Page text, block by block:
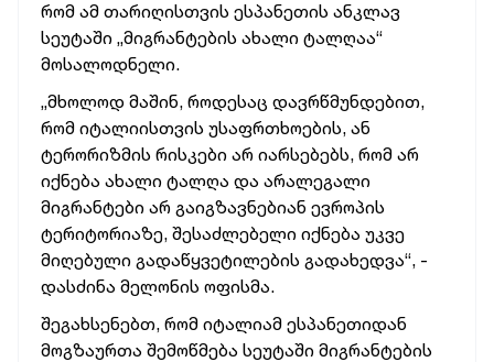
რომ ამ თარიღისთვის ესპანეთის ანკლავ
სეუტაში „მიგრანტების ახალი ტალღაა“
მოსალოდნელი.
„მხოლოდ მაშინ, როდესაც დავრწმუნდებით,
რომ იტალიისთვის უსაფრთხოების, ან
ტერორიზმის რისკები არ იარსებებს, რომ არ
იქნება ახალი ტალღა და არალეგალი
მიგრანტები არ გაიგზავნებიან ევროპის
ტერიტორიაზე, შესაძლებელი იქნება უკვე
მიღებული გადაწყვეტილების გადახედვა“, -
დასძინა მელონის ოფისმა.
შეგახსენებთ, რომ იტალიამ ესპანეთიდან
მოგზაურთა შემოწმება სეუტაში მიგრანტების